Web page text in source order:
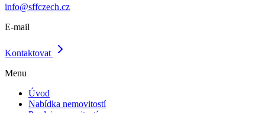
info@sffczech.cz
E-mail
Kontaktovat
Menu
Úvod
Nabídka nemovitostí